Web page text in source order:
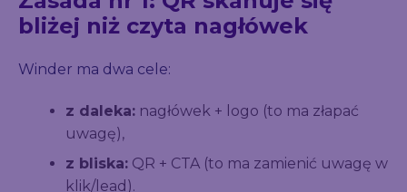
bliżej niż czyta nagłówek
Winder ma dwa cele:
z daleka: nagłówek + logo (to ma złapać
uwagę),
z bliska: QR + CTA (to ma zamienić uwagę w
klik/lead).